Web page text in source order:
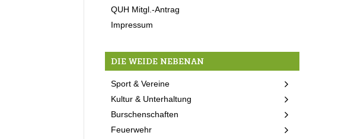
QUH Mitgl.-Antrag
Impressum
DIE WEIDE NEBENAN
Sport & Vereine
Kultur & Unterhaltung
Burschenschaften
Feuerwehr